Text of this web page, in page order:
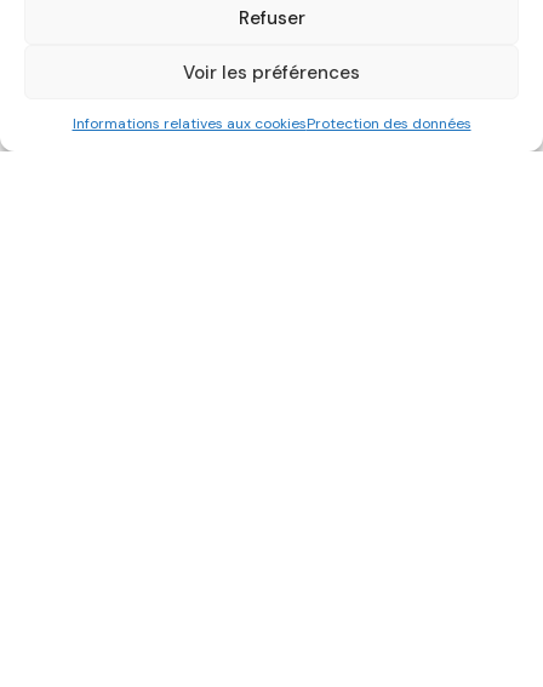
Refuser
Voir les préférences
Informations relatives aux cookiesProtection des données